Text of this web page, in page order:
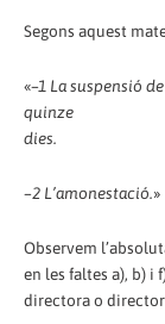
Segons aquest
«–1 La suspensió
quinze
dies.
–2 L’amonestació.»
Observem
en les faltes a), b) i
directora o